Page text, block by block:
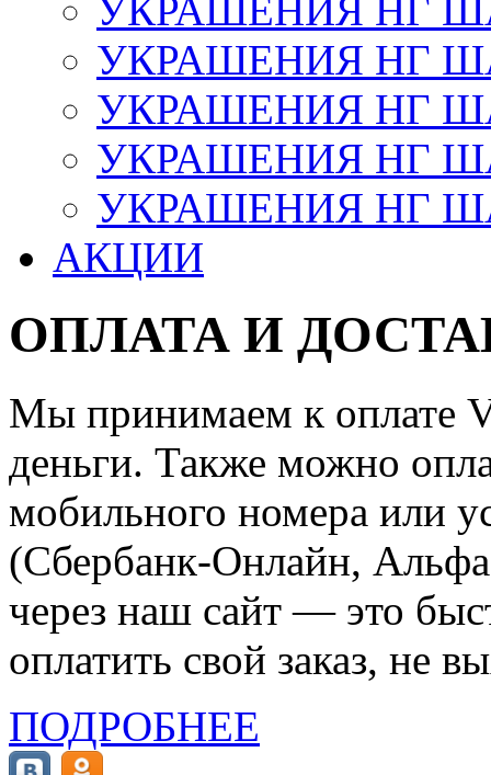
УКРАШЕНИЯ НГ
УКРАШЕНИЯ НГ
УКРАШЕНИЯ НГ
УКРАШЕНИЯ НГ
УКРАШЕНИЯ НГ
АКЦИИ
ОПЛАТА И
Мы принимаем к оплате
деньги. Также можно
мобильного номера или
(Сбербанк-Онлайн,
через наш сайт — это
оплатить свой заказ, не
ПОДРОБНЕЕ